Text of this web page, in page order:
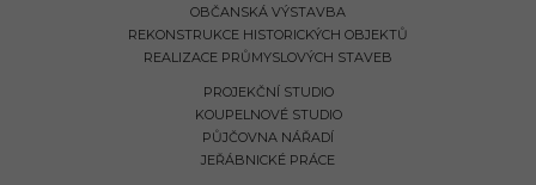
OBČANSKÁ VÝSTAVBA
REKONSTRUKCE HISTORICKÝCH OBJEKTŮ
REALIZACE PRŮMYSLOVÝCH STAVEB
PROJEKČNÍ STUDIO
KOUPELNOVÉ STUDIO
PŮJČOVNA NÁŘADÍ
JEŘÁBNICKÉ PRÁCE